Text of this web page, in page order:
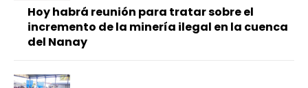
Hoy habrá reunión para tratar sobre el
incremento de la minería ilegal en la cuenca
del Nanay